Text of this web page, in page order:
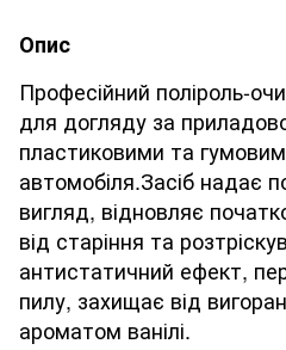
Опис
​Професійний поліроль-
для догляду за
пластиковими та
автомобіля.Засіб надає
вигляд, відновляє
від старіння та
антистатичний ефект,
пилу, захищає від
ароматом ванілі.